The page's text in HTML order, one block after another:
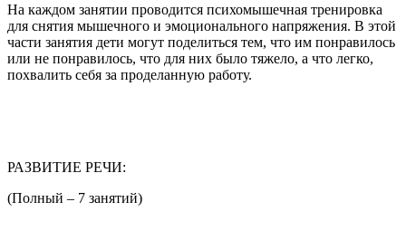
На каждом занятии проводится психомышечная тренировка
для снятия мышечного и эмоционального напряжения. В этой
части занятия дети могут поделиться тем, что им понравилось
или не понравилось, что для них было тяжело, а что легко,
похвалить себя за проделанную работу.
РАЗВИТИЕ РЕЧИ:
(Полный – 7 занятий)